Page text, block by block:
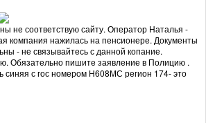
не соответствую сайту. Оператор Наталья -
компания нажилась на пенсионере. Документы
- не связывайтесь с данной копание.
Обязательно пишите заявление в Полицию .
синяя с гос номером Н608МС регион 174- это